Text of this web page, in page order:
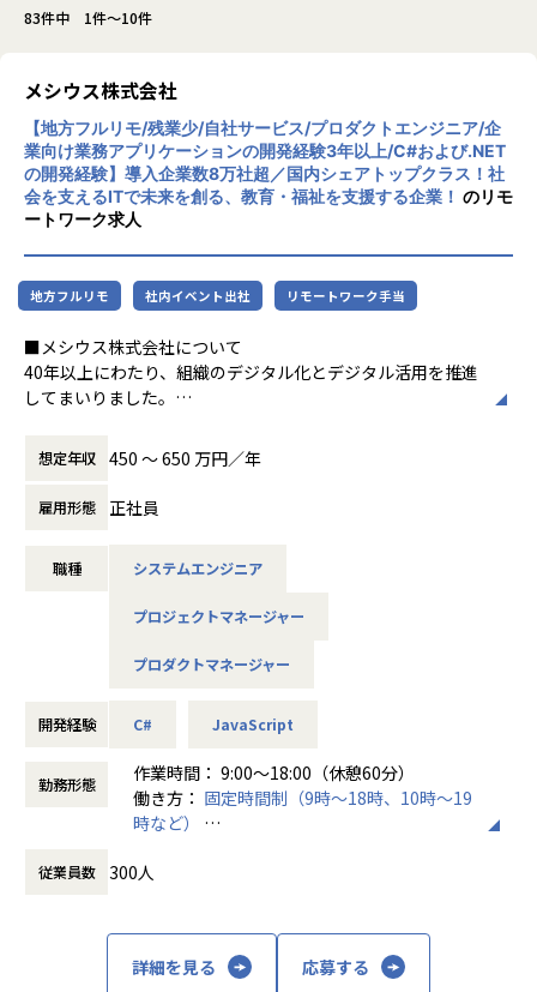
83件中 1件～10件
メシウス株式会社
【地方フルリモ/残業少/自社サービス/プロダクトエンジニア/企
業向け業務アプリケーションの開発経験3年以上/C#および.NET
の開発経験】導入企業数8万社超／国内シェアトップクラス！社
会を支えるITで未来を創る、教育・福祉を支援する企業！ のリモ
ートワーク求人
地方フルリモ 社内イベント出社 リモートワーク手当
■メシウス株式会社について
40年以上にわたり、組織のデジタル化とデジタル活用を推進
してまいりました。
ス」を追求し、学校・保育施設向けICTやビジネスアプリケ
ーション向けソリューションを通じて、お客様の中核活動か
ら得られる価値の最大化を目指しております。
特に「社員の成長」を重視し、顧客中心の総合的な体験（U
ンの実現に向けて進化を続けてまいります。
進歩・発展にこれからも貢献し続けてまいります。
ースを担当するプロダクトエンジニアを担当します。
なく、SaaS製品、ノーコード、ローコードプラットフォーム
製品の開発にも利用されています。
大手企業にも多数利用されている製品を実際に多くのお客様
す。
・日本市場のニーズにあったJavaScriptライブラリやVisual
Studio対応の.NETコンポーネントの要求仕様や機能要件を定
想定年収 450 〜 650 万円／年
雇用形態 正社員
職種 システムエンジニア
プロジェクトマネージャー
プロダクトマネージャー
開発経験 C# JavaScript
勤務形態
作業時間： 9:00～18:00（休憩60分）
働き方： 固定時間制（9時～18時、10時～19
時など）
間）
従業員数 300人
詳細を見る 応募する